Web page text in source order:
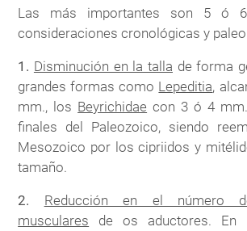
Las más importantes son 5 ó
consideraciones cronológicas y
1. Disminución en la talla de forma
grandes formas como Lepeditia,
mm., los Beyrichidae con 3 ó 4
finales del Paleozoico, siendo
Mesozoico por los cipriidos y
tamaño.
2.
Reducción en el número
musculares de os aductores. En